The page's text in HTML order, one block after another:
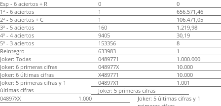
Esp - 6 aciertos + R
0
0
1ª - 6 aciertos
1
656.571,46
2ª - 5 aciertos + C
1
106.471,05
3ª - 5 aciertos
160
1.219,98
4ª - 4 aciertos
9405
30,19
5ª - 3 aciertos
153356
8
Reintegro
633983
1
Joker: Todas
0489771
1.000.000
Joker: 6 primeras cifras
048977X
10.000
Joker: 6 últimas cifras
X489771
10.000
Joker: 5 primeras cifras y 1
últimas cifras
04897X1
1.001
Joker: 5 primeras cifras
04897XX
1.000
Joker: 5 últimas cifras y 1